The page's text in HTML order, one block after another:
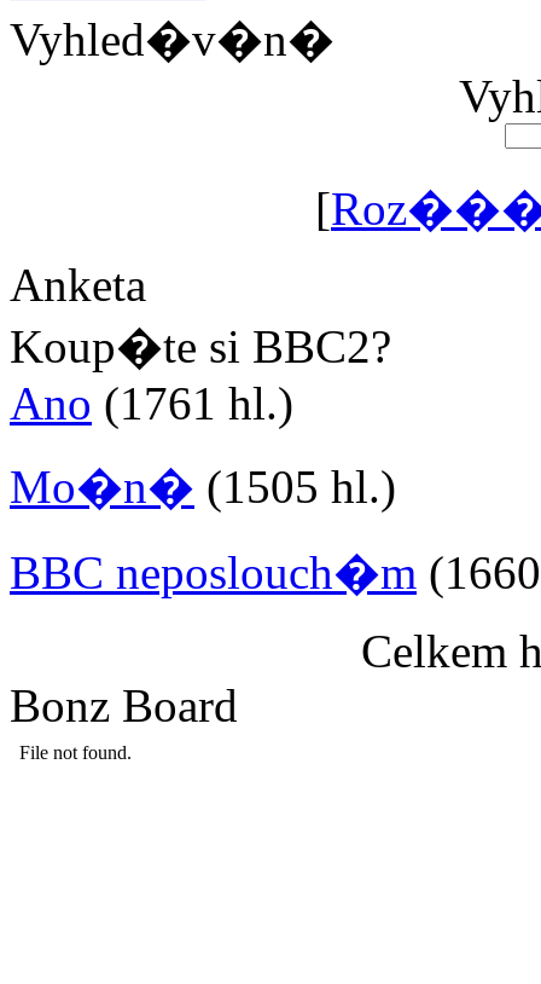
Vyhled�v�n�
[
Anketa
Koup�te si BBC2?
Ano (1761 hl.)
Mo�n� (1505 hl.)
BBC neposlouch�m
Celkem
Bonz Board